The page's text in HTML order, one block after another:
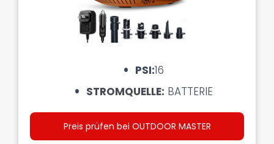
PSI:16
STROMQUELLE: BATTERIE
Preis prüfen bei OUTDOOR MASTER